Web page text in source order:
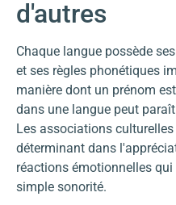
d'autres
Chaque langue possède
et ses règles phonétiques
manière dont un prénom
dans une langue peut
Les associations
déterminant dans
réactions émotionnelles
simple sonorité.